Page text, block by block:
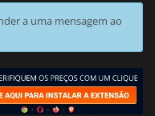
a uma mensagem ao